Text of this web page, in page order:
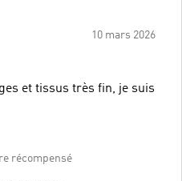
10 mars 2026
et tissus très fin, je suis
récompensé